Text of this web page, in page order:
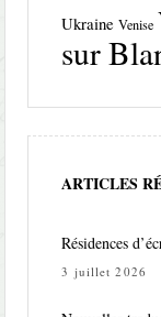
Ukraine Venise
sur
ARTICLES
Résidences
3 juillet 2026